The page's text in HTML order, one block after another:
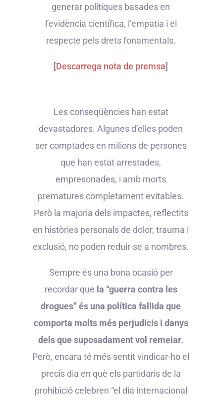
generar polítiques basades en
l’evidència científica, l’empatia i el
respecte pels drets fonamentals.
[Descarrega nota de premsa]
Les conseqüències han estat
devastadores. Algunes d’elles poden
ser comptades en milions de persones
que han estat arrestades,
empresonades, i amb morts
prematures completament evitables.
Però la majoria dels impactes, reflectits
en històries personals de dolor, trauma i
exclusió, no poden reduir-se a nombres.
Sempre és una bona ocasió per
recordar que la “guerra contra les
drogues” és una política fallida que
comporta molts més perjudicis i danys
dels que suposadament vol remeiar.
Però, encara té més sentit vindicar-ho el
precís dia en què els partidaris de la
prohibició celebren “el dia internacional